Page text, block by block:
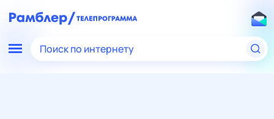
Поиск по интернету